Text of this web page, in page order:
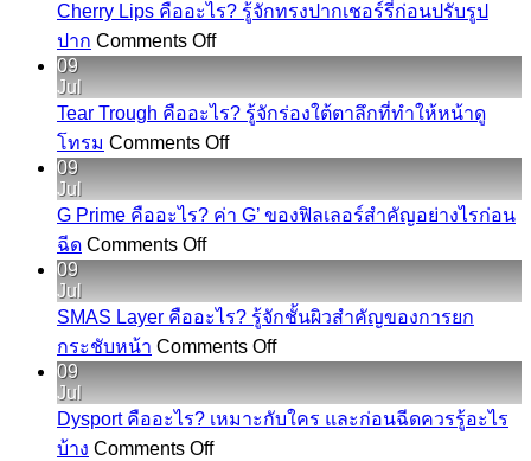
Cherry Lips คืออะไร? รู้จักทรงปากเชอร์รี่ก่อนปรับรูป
ปาก Comments Offon
Cherry
คือ
อะไร?
รู้จัก
ปาก
รี่
ก่อน
รูป
ปาก
09
Jul
Tear Trough คืออะไร? รู้จักร่องใต้ตาลึกที่ทำให้หน้าดู
โทรม Comments Offon
Tear
คือ
รู้จัก
ใต้
ตา
ที่
09
Jul
G Prime คืออะไร? ค่า G’ ของฟิลเลอร์สำคัญอย่างไรก่อน
ฉีด Comments Offon
G
คือ
อะไร?
ค่า
ของ
ฟิล
09
Jul
SMAS Layer คืออะไร? รู้จักชั้นผิวสำคัญของการยก
กระชับหน้า Comments Offon
SMAS
คือ
09
Jul
Dysport คืออะไร? เหมาะกับใคร และก่อนฉีดควรรู้อะไร
บ้าง Comments Offon